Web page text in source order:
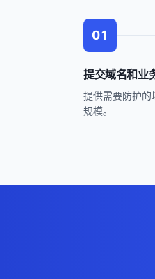
01
提交域名和业
提供需要防护的
规模。